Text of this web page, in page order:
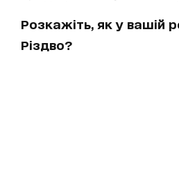
Розкажіть, як у вашій
Різдво?